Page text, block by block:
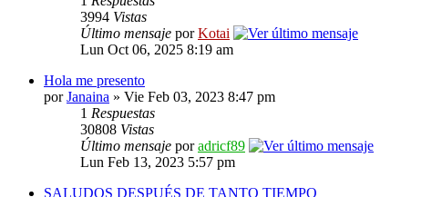
3994 Vistas
Último mensaje porKotai
Lun Oct 06, 2025 8:19 am
Hola me presento
porJanaina » Vie Feb 03, 2023 8:47 pm
1 Respuestas
30808 Vistas
Último mensaje poradricf89
Lun Feb 13, 2023 5:57 pm
SALUDOS DESPUÉS DE TANTO TIEMPO